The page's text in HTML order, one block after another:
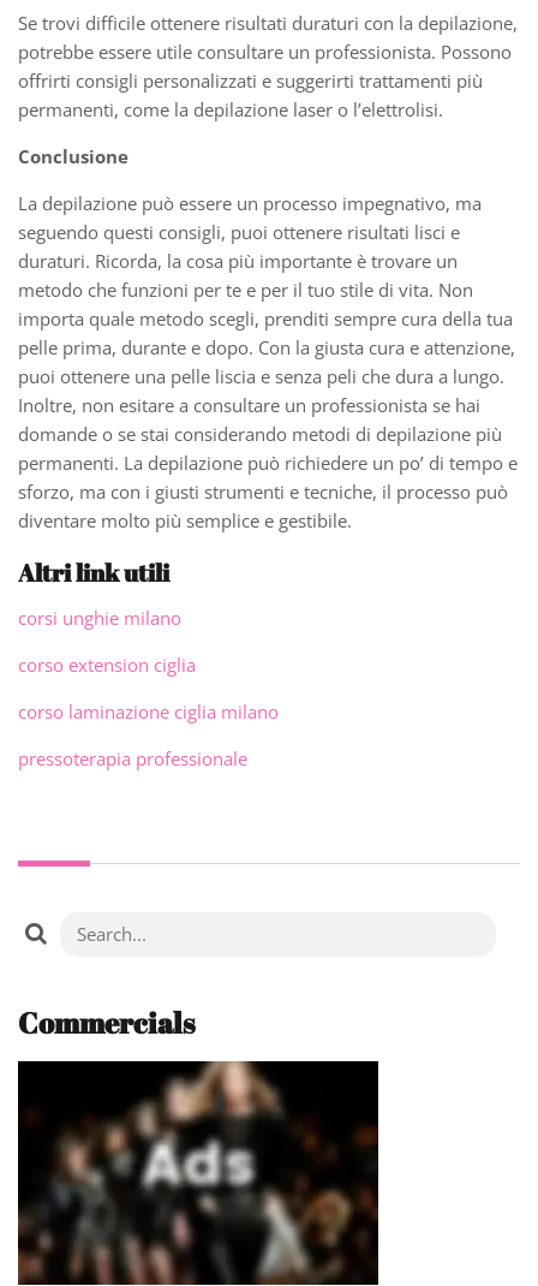
Se trovi difficile ottenere risultati duraturi con la depilazione,
potrebbe essere utile consultare un professionista. Possono
offrirti consigli personalizzati e suggerirti trattamenti più
permanenti, come la depilazione laser o l’elettrolisi.
Conclusione
La depilazione può essere un processo impegnativo, ma
seguendo questi consigli, puoi ottenere risultati lisci e
duraturi. Ricorda, la cosa più importante è trovare un
metodo che funzioni per te e per il tuo stile di vita. Non
importa quale metodo scegli, prenditi sempre cura della tua
pelle prima, durante e dopo. Con la giusta cura e attenzione,
puoi ottenere una pelle liscia e senza peli che dura a lungo.
Inoltre, non esitare a consultare un professionista se hai
domande o se stai considerando metodi di depilazione più
permanenti. La depilazione può richiedere un po’ di tempo e
sforzo, ma con i giusti strumenti e tecniche, il processo può
diventare molto più semplice e gestibile.
Altri link utili
corsi unghie milano
corso extension ciglia
corso laminazione ciglia milano
pressoterapia professionale
Commercials